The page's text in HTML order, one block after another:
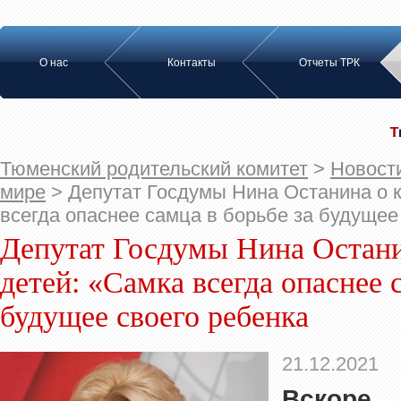
О нас Контакты Отчеты ТРК
Тюменский родительский комитет >
мире > Депутат Госдумы Нина Останина о
всегда опаснее самца в борьбе за
Депутат Госдумы Нина
детей: «Самка всегда опаснее
будущее своего ребенка
21.12.2021